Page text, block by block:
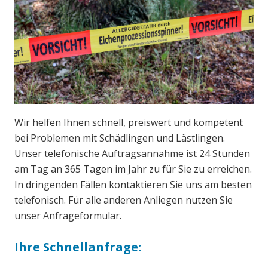
Wir helfen Ihnen schnell, preiswert und kompetent
bei Problemen mit Schädlingen und Lästlingen.
Unser telefonische Auftragsannahme ist 24 Stunden
am Tag an 365 Tagen im Jahr zu für Sie zu erreichen.
In dringenden Fällen kontaktieren Sie uns am besten
telefonisch. Für alle anderen Anliegen nutzen Sie
unser Anfrageformular.
Ihre Schnellanfrage: